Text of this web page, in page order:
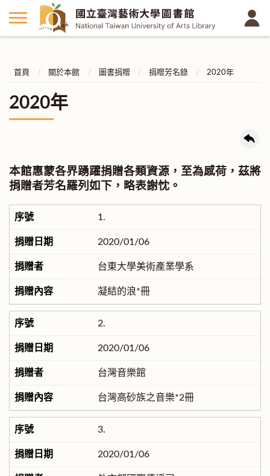
首頁 關於本館 圖書捐贈 捐贈芳名錄 2020年
2020年
本館惠蒙各界踴躍捐贈各類資源，至為感荷，茲將
捐贈者芳名羅列如下，略表謝忱。
1.
2020/01/06
台東大學美術產業學系
凝結的浪*冊
2.
2020/01/06
台灣音樂館
台灣高砂族之音樂*2冊
3.
2020/01/06